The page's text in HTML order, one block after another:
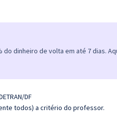
dinheiro de volta em até 7 dias.
DF
todos) a critério do professor.